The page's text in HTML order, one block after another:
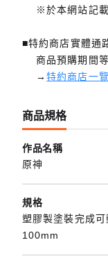
※於本網站記載
■特約商店實體通
商品預購期間
→特約商店一
商品規格
作品名稱
原神
規格
塑膠製塗裝完成可
100mm